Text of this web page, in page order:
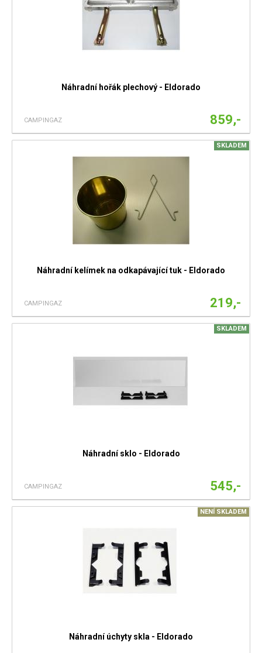
Náhradní hořák plechový - Eldorado
CAMPINGAZ 859,-
SKLADEM
Náhradní kelímek na odkapávající tuk - Eldorado
CAMPINGAZ 219,-
SKLADEM
Náhradní sklo - Eldorado
CAMPINGAZ 545,-
NENÍ SKLADEM
Náhradní úchyty skla - Eldorado